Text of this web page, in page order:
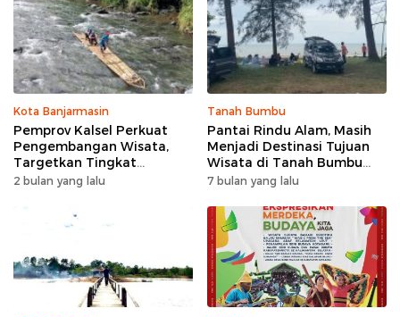
Kota Banjarmasin
Pemprov Kalsel Perkuat
Pengembangan Wisata,
Targetkan Tingkat
Kunjungan Naik 5 Persen di
2 bulan yang lalu
Tanah Bumbu
Pantai Rindu Alam, Masih
Menjadi Destinasi Tujuan
Wisata di Tanah Bumbu
dengan Rindangnya Pohon
7 bulan yang lalu